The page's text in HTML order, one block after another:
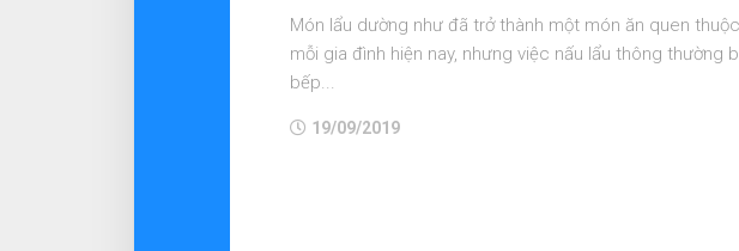
Món lẩu dường như đã trở thành một món ăn quen
mỗi gia đình hiện nay, nhưng việc nấu lẩu thông thường
bếp...
19/09/2019